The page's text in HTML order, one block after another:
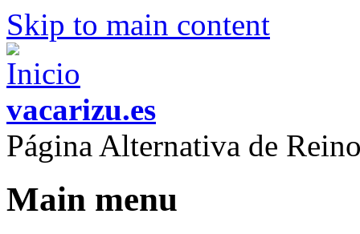
Skip to main content
vacarizu.es
Página Alternativa de
Main menu